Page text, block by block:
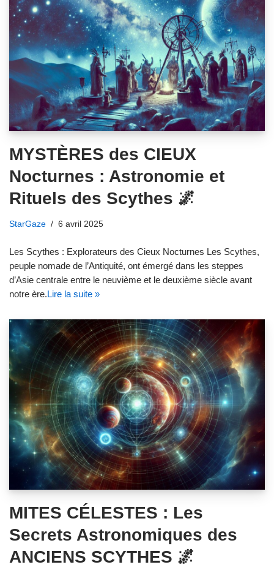
MYSTÈRES des CIEUX
Nocturnes : Astronomie et
Rituels des Scythes 🌌
StarGaze 6 avril 2025
Les Scythes : Explorateurs des Cieux Nocturnes Les Scythes,
peuple nomade de l’Antiquité, ont émergé dans les steppes
d’Asie centrale entre le neuvième et le deuxième siècle avant
notre ère.Lire la suite »
MITES CÉLESTES : Les
Secrets Astronomiques des
ANCIENS SCYTHES 🌌